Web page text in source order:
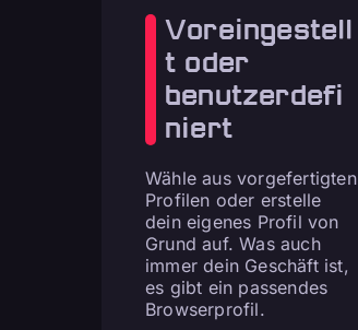
Voreingestell
t oder
benutzerdefi
niert
Wähle aus vorgefertigten
Profilen oder erstelle
dein eigenes Profil von
Grund auf. Was auch
immer dein Geschäft ist,
es gibt ein passendes
Browserprofil.